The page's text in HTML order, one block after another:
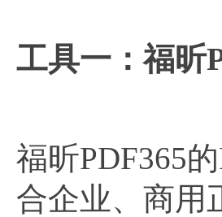
工具一：福昕
福昕PDF365
合企业、商用